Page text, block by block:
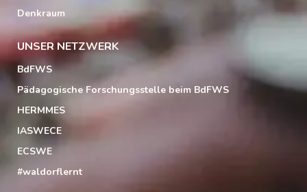
Denkraum
UNSER NETZWERK
BdFWS
Pädagogische Forschungsstelle beim BdFWS
HERMMES
IASWECE
ECSWE
#waldorflernt